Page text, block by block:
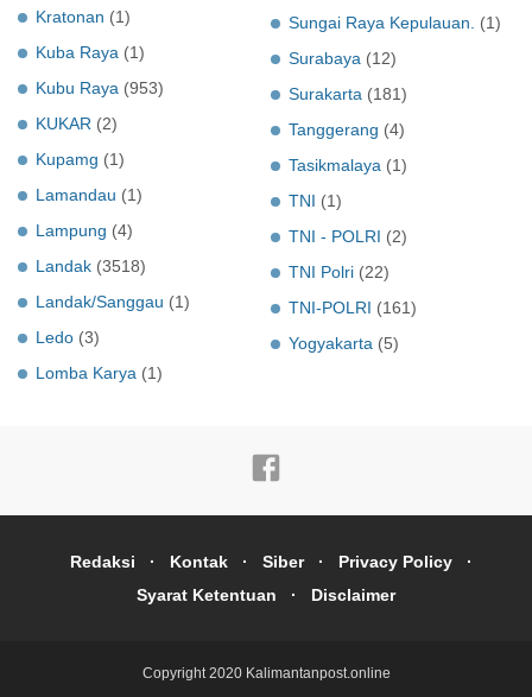
Kratonan (1)
Kuba Raya (1)
Kubu Raya (953)
KUKAR (2)
Kupamg (1)
Lamandau (1)
Lampung (4)
Landak (3518)
Landak/Sanggau (1)
Ledo (3)
Lomba Karya (1)
Sungai Raya Kepulauan.
(1)
Surabaya (12)
Surakarta (181)
Tanggerang (4)
Tasikmalaya (1)
TNI (1)
TNI - POLRI (2)
TNI Polri (22)
TNI-POLRI (161)
Yogyakarta (5)
Redaksi Kontak Siber
Privacy Policy
Syarat Ketentuan
Disclaimer
Copyright 2020 Kalimantanpost.online